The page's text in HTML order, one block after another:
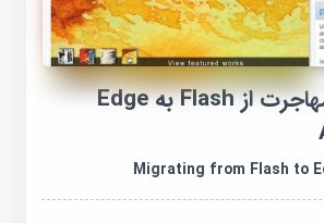
آموزش مهاجرت از Flash به Edge
Migrating from Flash to